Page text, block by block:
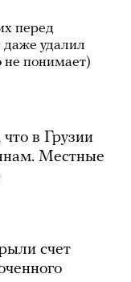
перед
даже удалил
понимает)
что в Грузии
Местные
счет